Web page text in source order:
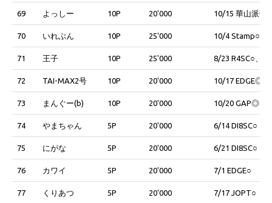
69 よっしー 10P 20'000 10/15 華山派◎
70 いれぶん 10P 25'000 10/4 Stamp○、
71 王子 10P 25'000 8/23 R4SC○、
72 TAI-MAX2号 10P 20'000 10/17 EDGE◎
73 まんぐー(b) 10P 20'000 10/20 GAP◎
74 やまちゃん 5P 20'000 6/14 DI8SC○
75 にがな 5P 20'000 6/21 DI8SC○
76 カワイ 5P 20'000 7/1 EDGE○
77 くりあつ 5P 20'000 7/17 JOPT○